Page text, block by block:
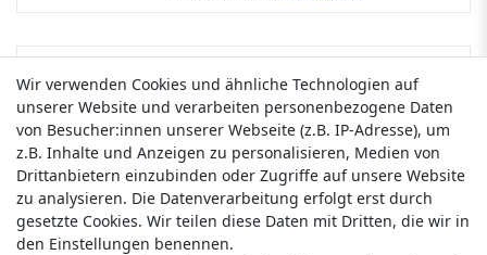
Beechfield
Heritage Cord Cap B682
ab 4,63 €
Artikel anzeigen
inkl. ges. MwSt.zzgl.Versandkosten
Wir verwenden Cookies und ähnliche Technologien auf
unserer Website und verarbeiten personenbezogene Daten
von Besucher:innen unserer Webseite (z.B. IP-Adresse), um
z.B. Inhalte und Anzeigen zu personalisieren, Medien von
Drittanbietern einzubinden oder Zugriffe auf unsere Website
zu analysieren. Die Datenverarbeitung erfolgt erst durch
gesetzte Cookies. Wir teilen diese Daten mit Dritten, die wir in
den Einstellungen benennen.
Wir verwenden Cookies und ähnliche Technologien auf
unserer Website und verarbeiten personenbezogene Daten
von Besucher:innen unserer Webseite (z.B. IP-Adresse), um
z.B. Inhalte und Anzeigen zu personalisieren, Medien von
Drittanbietern einzubinden oder Zugriffe auf unsere Website
zu analysieren. Die Datenverarbeitung erfolgt erst durch
gesetzte Cookies. Wir teilen diese Daten mit Dritten, die wir in
den Einstellungen benennen.